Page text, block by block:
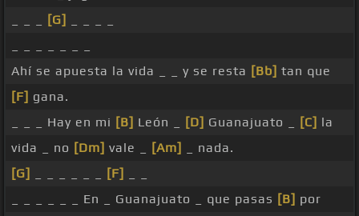
[G]
Ahí se apuesta la vida _ _ y se resta [Bb] tan que
[F] gana.
_ _ _ Hay en mi [B] León _ [D] Guanajuato _ [C] la
vida _ no [Dm] vale _ [Am]
_ nada.
[G]
[F]
_ _ _ _ _ _ En _ Guanajuato _ que pasas [B] por